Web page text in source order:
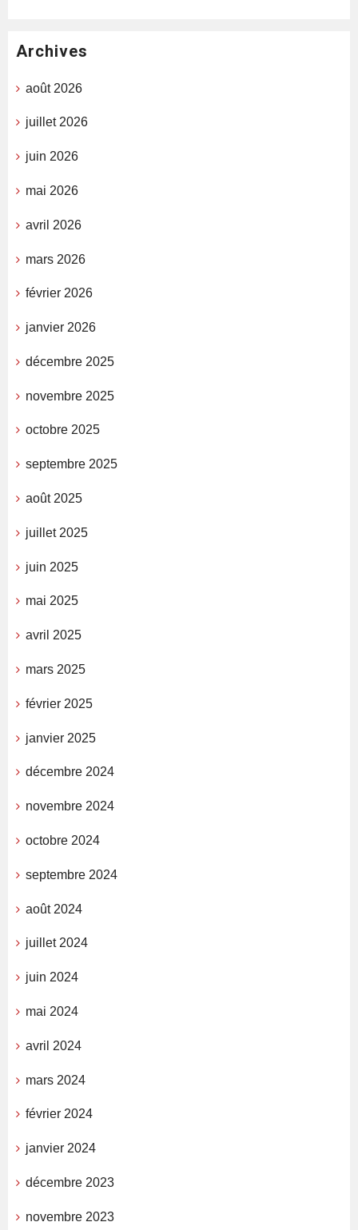
Archives
août 2026
juillet 2026
juin 2026
mai 2026
avril 2026
mars 2026
février 2026
janvier 2026
décembre 2025
novembre 2025
octobre 2025
septembre 2025
août 2025
juillet 2025
juin 2025
mai 2025
avril 2025
mars 2025
février 2025
janvier 2025
décembre 2024
novembre 2024
octobre 2024
septembre 2024
août 2024
juillet 2024
juin 2024
mai 2024
avril 2024
mars 2024
février 2024
janvier 2024
décembre 2023
novembre 2023